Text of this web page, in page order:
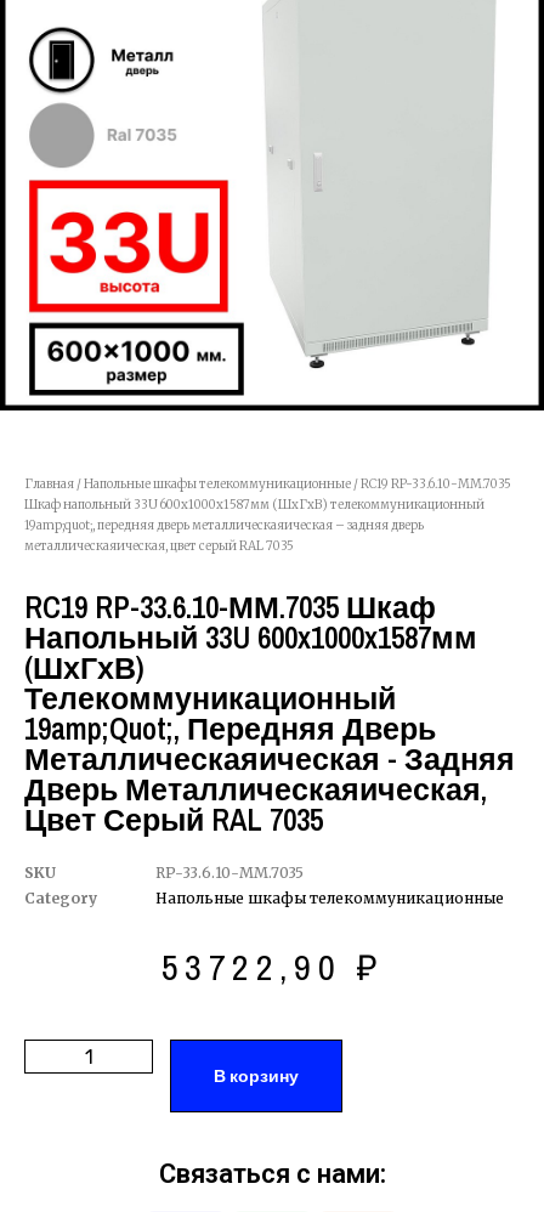
Главная /Напольные шкафы телекоммуникационные / RC19 RP-33.6.10-ММ.7035
Шкаф напольный 33U 600x1000x1587мм (ШхГхВ) телекоммуникационный
19amp;quot;, передняя дверь металлическаяическая – задняя дверь
металлическаяическая, цвет серый RAL 7035
RC19 RP-33.6.10-ММ.7035 Шкаф
Напольный 33U 600x1000x1587мм
(ШхГхВ)
Телекоммуникационный
19amp;quot;, Передняя Дверь
Металлическаяическая - Задняя
Дверь Металлическаяическая,
Цвет Серый RAL 7035
SKU
RP-33.6.10-ММ.7035
Category
Напольные шкафы телекоммуникационные
53722,90 ₽
В корзину
Связаться с нами: